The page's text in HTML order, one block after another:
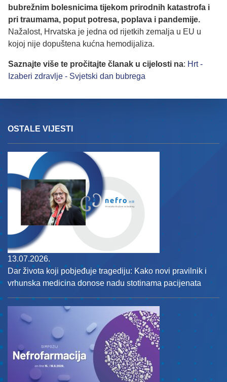
OSTALE VIJESTI
13.07.2026.
Dar života koji pobjeđuje tragediju: Kako novi pravilnik i
vrhunska medicina donose nadu stotinama pacijenata
bubrežnim bolesnicima tijekom prirodnih katastrofa i
pri traumama, poput potresa, poplava i pandemije.
Nažalost, Hrvatska je jedna od rijetkih zemalja u EU u
kojoj nije dopuštena kućna hemodijaliza.
Saznajte više te pročitajte članak u cijelosti na: Hrt -
Izaberi zdravlje - Svjetski dan bubrega